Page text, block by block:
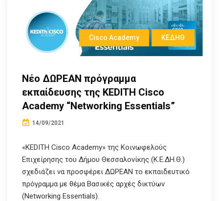
Cisco Academy ΚΕΔΗΘ
Nέο ΔΩΡΕΑΝ πρόγραμμα
εκπαίδευσης της KEDITH Cisco
Academy “Networking Essentials”
14/09/2021
«KEDITH Cisco Academy» της Κοινωφελούς
Επιχείρησης του Δήμου Θεσσαλονίκης (Κ.Ε.ΔΗ.Θ.)
σχεδιάζει να προσφέρει ΔΩΡΕΑΝ το εκπαιδευτικό
πρόγραμμα με θέμα Βασικές αρχές δικτύων
(Networking Essentials).